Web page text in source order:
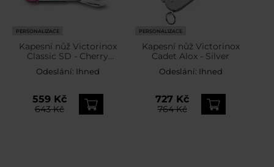
PERSONALIZACE
Kapesní nůž Victorinox
Classic SD - Cherry
Blossom
Odeslání: Ihned
559 Kč
643 Kč
PERSONALIZACE
Kapesní nůž Victorinox
Cadet Alox - Silver
Odeslání: Ihned
727 Kč
764 Kč